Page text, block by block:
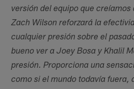
versión del equipo que creíamos
Zach Wilson reforzará la
cualquier presión sobre el
bueno ver a Joey Bosa y Khalil
presión. Proporciona una
como si el mundo todavía fuera,